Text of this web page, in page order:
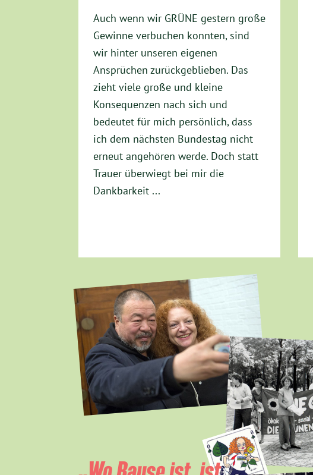
Auch wenn wir GRÜNE gestern große
Gewinne verbuchen konnten, sind
wir hinter unseren eigenen
Ansprüchen zurückgeblieben. Das
zieht viele große und kleine
Konsequenzen nach sich und
bedeutet für mich persönlich, dass
ich dem nächsten Bundestag nicht
erneut angehören werde. Doch statt
Trauer überwiegt bei mir die
Dankbarkeit ...